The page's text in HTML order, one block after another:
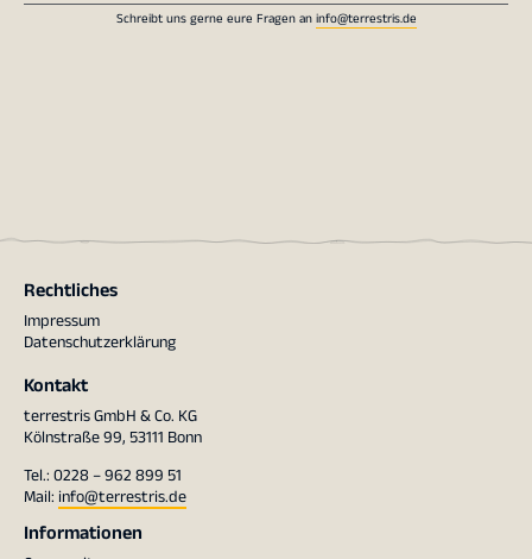
Schreibt uns gerne eure Fragen aninfo@terrestris.de
Rechtliches
Impressum
Datenschutzerklärung
Kontakt
terrestris GmbH & Co. KG
Kölnstraße 99, 53111 Bonn
Tel.: 0228 – 962 899 51
Mail: info@terrestris.de
Informationen